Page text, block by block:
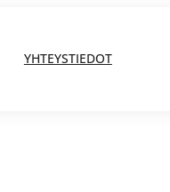
YHTEYSTIEDOT